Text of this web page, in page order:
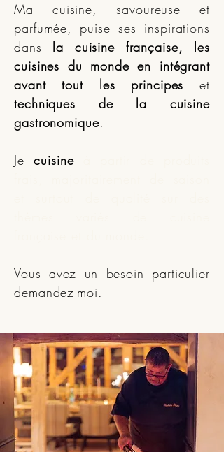
Ma cuisine, savoureuse et
parfumée, puise ses inspirations
dans la cuisine française, les
cuisines du mondeen intégrant
avant tout les principeset
techniques de la cuisine
gastronomique.
Jecuisineà partir de produits
Vous avez un besoin particulier
demandez-moi.